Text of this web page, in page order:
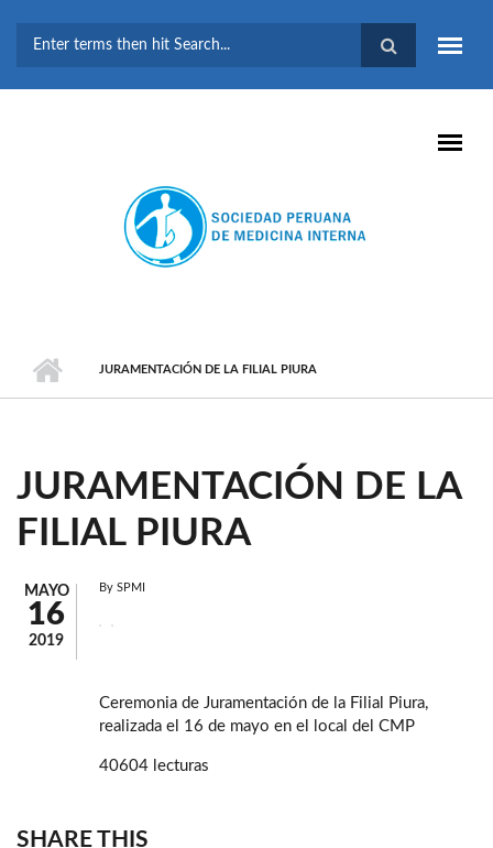
BÚSQUEDA
JURAMENTACIÓN DE LA FILIAL PIURA
JURAMENTACIÓN DE LA
FILIAL PIURA
MAYO
16
2019
By SPMI
Ceremonia de Juramentación de la Filial Piura,
realizada el 16 de mayo en el local del CMP
40604 lecturas
SHARE THIS